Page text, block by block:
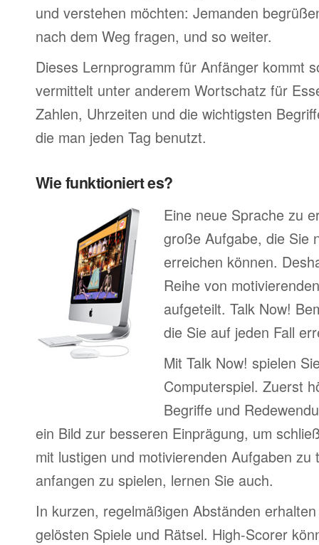
und verstehen möchten: Jemanden
nach dem Weg fragen, und so weiter.
Dieses Lernprogramm für Anfänger kommt
vermittelt unter anderem Wortschatz für
Zahlen, Uhrzeiten und die wichtigsten
die man jeden Tag benutzt.
Wie funktioniert es?
Eine neue Sprache zu
große Aufgabe, die Sie
erreichen können.
Reihe von
aufgeteilt. Talk Now!
die Sie auf jeden Fall
Mit Talk Now! spielen
Computerspiel. Zuerst
Begriffe und
ein Bild zur besseren Einprägung, um
mit lustigen und motivierenden Aufgaben zu
anfangen zu spielen, lernen Sie auch.
In kurzen, regelmäßigen Abständen
gelösten Spiele und Rätsel. High-Scorer